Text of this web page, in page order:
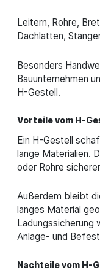
Leitern, Rohre,
Dachlatten,
Besonders
Bauunternehmen
H-Gestell.
Vorteile vom H-
Ein H-Gestell
lange Materialien.
oder Rohre
Außerdem bleibt
langes Material
Ladungssicherung
Anlage- und
Nachteile vom H-